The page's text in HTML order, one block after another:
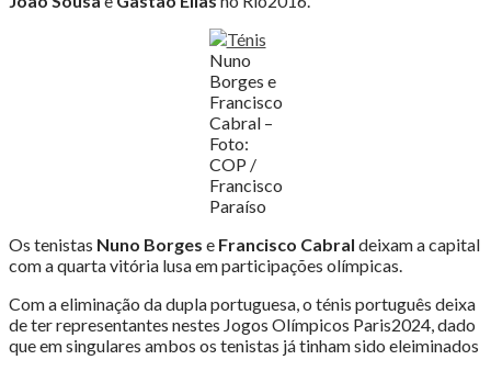
Nuno
Borges e
Francisco
Cabral –
Foto:
COP /
Francisco
Paraíso
Os tenistas Nuno Borges e Francisco Cabral deixam a capital
com a quarta vitória lusa em participações olímpicas.
Com a eliminação da dupla portuguesa, o ténis português deixa
de ter representantes nestes Jogos Olímpicos Paris2024, dado
que em singulares ambos os tenistas já tinham sido eleiminados